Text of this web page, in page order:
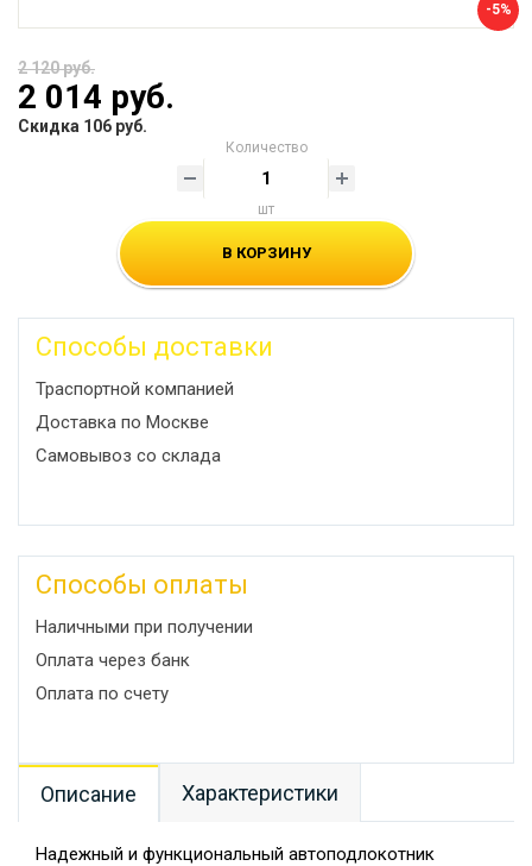
-5%
2 120 руб.
2 014 руб.
Скидка 106 руб.
Количество
шт
В КОРЗИНУ
Способы доставки
Траспортной компанией
Доставка по Москве
Самовывоз со склада
Способы оплаты
Наличными при получении
Оплата через банк
Оплата по счету
Описание Характеристики
Надежный и функциональный автоподлокотник